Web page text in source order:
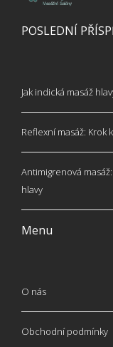
POSLEDNÍ
Jak indická masáž
Reflexní masáž: Krok
Antimigrenová
hlavy
Menu
O nás
Obchodní podmínky